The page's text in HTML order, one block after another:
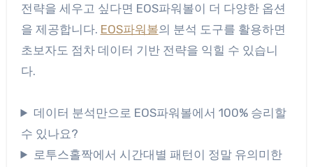
전략을 세우고 싶다면 EOS파워볼이 더 다양한 옵션
을 제공합니다. EOS파워볼의 분석 도구를 활용하면
초보자도 점차 데이터 기반 전략을 익힐 수 있습니
다.
데이터 분석만으로 EOS파워볼에서 100% 승리할
수 있나요?
로투스홀짝에서 시간대별 패턴이 정말 유의미한